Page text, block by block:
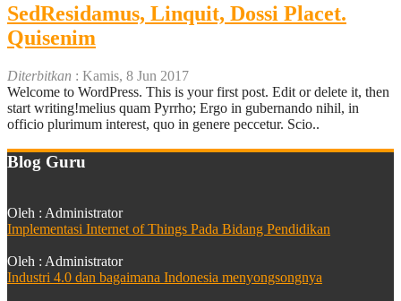
SedResidamus, Linquit, Dossi Placet.
Quisenim
Diterbitkan : Kamis, 8 Jun 2017
Welcome to WordPress. This is your first post. Edit or delete it, then
start writing!melius quam Pyrrho; Ergo in gubernando nihil, in
officio plurimum interest, quo in genere peccetur. Scio..
Blog Guru
Oleh : Administrator
Implementasi Internet of Things Pada Bidang Pendidikan
Oleh : Administrator
Industri 4.0 dan bagaimana Indonesia menyongsongnya